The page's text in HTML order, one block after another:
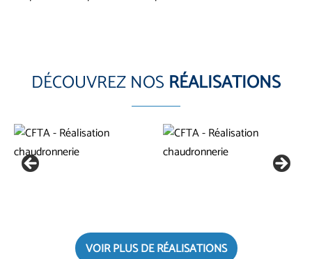
DÉCOUVREZ NOS RÉALISATIONS
VOIR PLUS DE RÉALISATIONS